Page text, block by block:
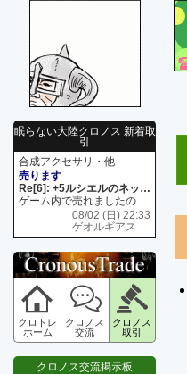
眠らない大陸クロノス 新着取
引
合成アクセサリ・他
売ります
Re[6]: +5ルシエルのネックレス
ゲーム内で売れましたので 在庫がネク1 リング4 となります リングのお値段は80G といたします
08/02 (日) 22:33
ゲオルギアス
クロトレ
ホーム
クロノス
交流
クロノス
取引
クロノス交流掲示板